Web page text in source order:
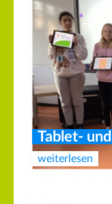
Tablet-
weiterlesen